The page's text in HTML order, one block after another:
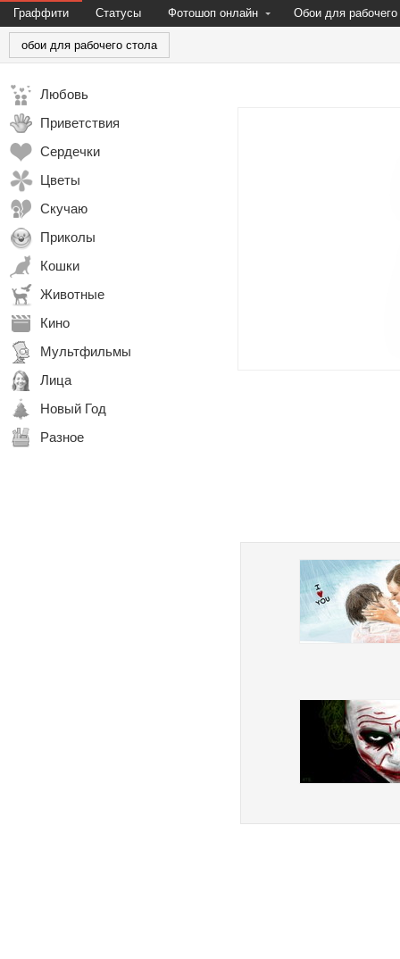
Граффити Статусы Фотошоп онлайн Обои для рабочего
обои для рабочего стола
Любовь
Приветствия
Сердечки
Цветы
Скучаю
Приколы
Кошки
Животные
Кино
Мультфильмы
Лица
Новый Год
Разное